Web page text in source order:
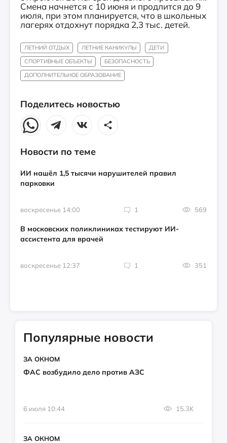
Смена начнется с 10 июня и продлится до 9
июля, при этом планируется, что в школьных
лагерях отдохнут порядка 2,3 тыс. детей.
ЛЕТНИЙ ОТДЫХ ЛЕТНИЕ КАНИКУЛЫ
ДЕТИ
СПОРТИВНЫЕ ОБЪЕКТЫ
БЕЗОПАСНОСТЬ
ДОПОЛНИТЕЛЬНОЕ ОБРАЗОВАНИЕ
Поделитесь новостью
Новости по теме
ИИ нашёл 1,5 тысячи нарушителей правил
парковки
воскресенье 14:00 1 569
В московских поликлиниках тестируют ИИ-
ассистента для врачей
воскресенье 12:37 1 351
Популярные новости
ЗА ОКНОМ
ФАС возбудило дело против АЗС
6 июля 10:44 15.3K
ЗА ОКНОМ